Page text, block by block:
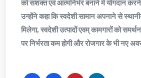
को सशक्त एवं आत्मनिर्भर बनाने में योगदान करने
उन्होंने कहा कि स्वदेशी सामान अपनाने से
मिलेगा, स्वदेशी उत्पादों एवम् कामगारों को
पर निर्भरता कम होगी और रोजगार के भी नए